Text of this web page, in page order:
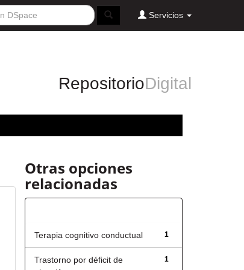
Servicios
RepositorioDigital
Otras opciones
relacionadas
1
Terapia cognitivo conductual
1
Trastorno por déficit de